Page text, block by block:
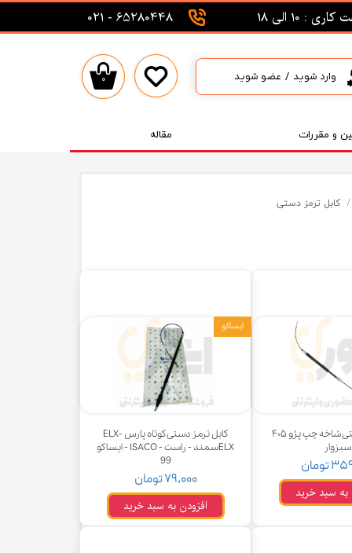
و مقررات مقاله
: 10 الی 18 65280448 - 021
۰ وارد شوید / عضو شوید
حساب کاربری من
تغییر گذر واژه
خروج از حساب کاربری
کابل ترمز دستی
کابل ترمز دستی شاخه چپ پژو ۴۰۵
سبزوار
به سبد خرید
کابل ترمز دستی کوتاه پارس ELX-
ELXسمند - راست - ISACO - ایساکو
99
۷۹,۰۰۰ تومان
افزودن به سبد خرید
ایساکو